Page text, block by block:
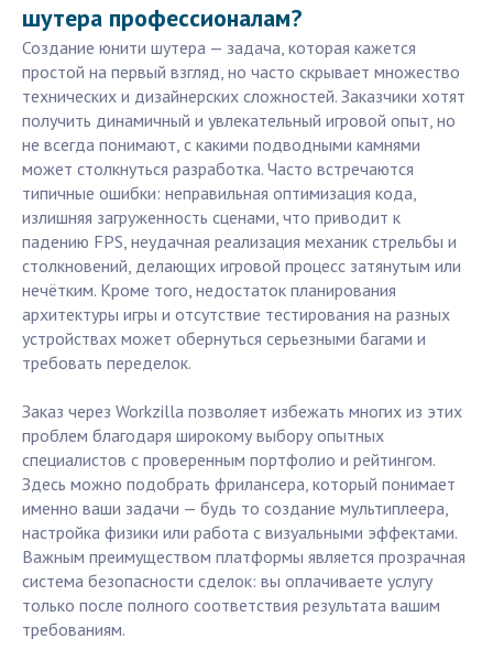
шутера профессионалам?
Создание юнити шутера — задача, которая кажется
простой на первый взгляд, но часто скрывает множество
технических и дизайнерских сложностей. Заказчики хотят
получить динамичный и увлекательный игровой опыт, но
не всегда понимают, с какими подводными камнями
может столкнуться разработка. Часто встречаются
типичные ошибки: неправильная оптимизация кода,
излишняя загруженность сценами, что приводит к
падению FPS, неудачная реализация механик стрельбы и
столкновений, делающих игровой процесс затянутым или
нечётким. Кроме того, недостаток планирования
архитектуры игры и отсутствие тестирования на разных
устройствах может обернуться серьезными багами и
требовать переделок.
Заказ через Workzilla позволяет избежать многих из этих
проблем благодаря широкому выбору опытных
специалистов с проверенным портфолио и рейтингом.
Здесь можно подобрать фрилансера, который понимает
именно ваши задачи — будь то создание мультиплеера,
настройка физики или работа с визуальными эффектами.
Важным преимуществом платформы является прозрачная
система безопасности сделок: вы оплачиваете услугу
только после полного соответствия результата вашим
требованиям.